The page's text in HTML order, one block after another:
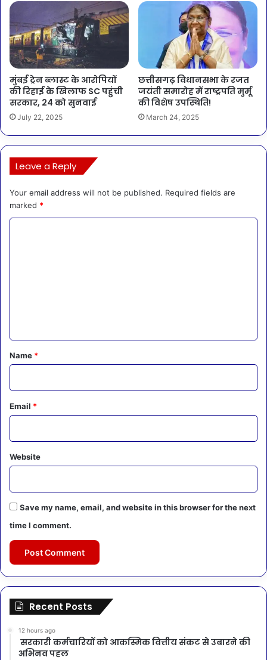
मुंबई ट्रेन ब्लास्ट के आरोपियों
की रिहाई के खिलाफ SC पहुंची
सरकार, 24 को सुनवाई
July 22, 2025
छत्तीसगढ़ विधानसभा के रजत
जयंती समारोह में राष्ट्रपति मुर्मू
की विशेष उपस्थिति!
March 24, 2025
Leave a Reply
Your email address will not be published. Required fields are
marked *
*
Name *
Email *
Website
Save my name, email, and website in this browser for the next
time I comment.
Recent Posts
12 hours ago
सरकारी कर्मचारियों को आकस्मिक वित्तीय संकट से उबारने की
अभिनव पहल